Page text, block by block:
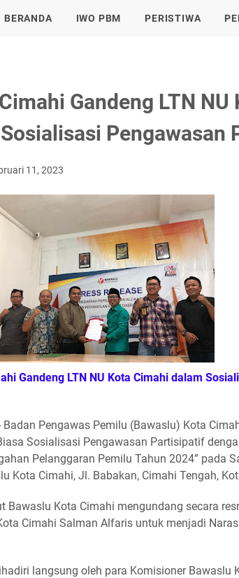
BERANDA IWO PBM PERISTIWA
Gandeng LTN NU
Pengawasan
11, 2023
Gandeng LTN NU Kota Cimahi dalam
Badan Pengawas Pemilu (Bawaslu) Kota
Sosialisasi Pengawasan Partisipatif
Pelanggaran Pemilu Tahun 2024” pada
Kota Cimahi, Jl. Babakan, Cimahi Tengah,
Bawaslu Kota Cimahi mengundang secara
Cimahi Salman Alfaris untuk menjadi
langsung oleh para Komisioner Bawaslu